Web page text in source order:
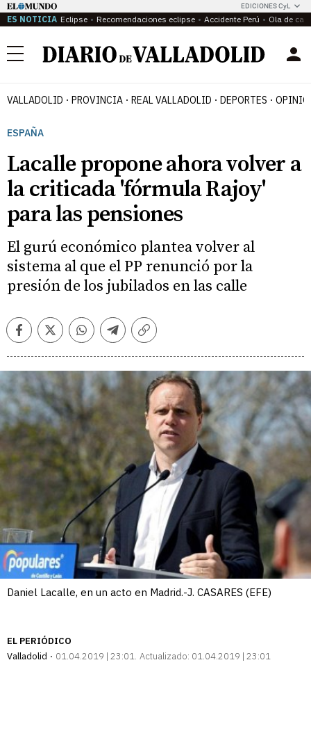
EDICIONES CyL
ES NOTICIA Eclipse Recomendaciones eclipse Accidente Perú Ola de
Menú
VALLADOLID PROVINCIA REAL VALLADOLID DEPORTES
ESPAÑA
Lacalle propone ahora volver a
la criticada 'fórmula Rajoy'
para las pensiones
El gurú económico plantea volver al
sistema al que el PP renunció por la
presión de los jubilados en las calle
FacebookTwitterWhatsappTelegramCopiar
Daniel Lacalle, en un acto en Madrid.-J. CASARES (EFE)
EL PERIÓDICO
Valladolid
01.04.2019 | 23:01 Actualizado: 01.04.2019 | 23:01